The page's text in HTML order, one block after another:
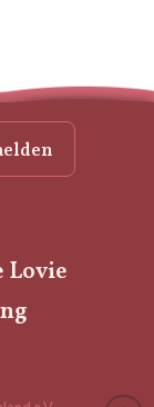
Lovie